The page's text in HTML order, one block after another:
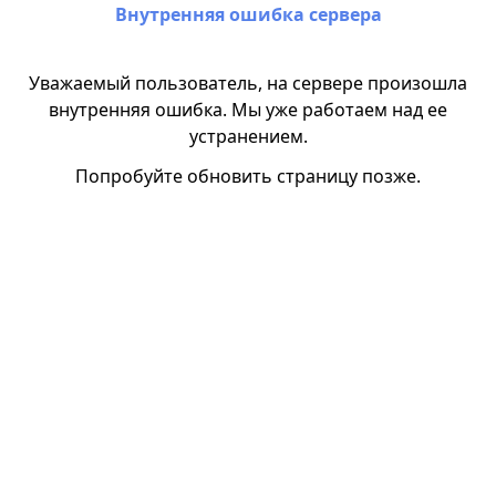
Внутренняя ошибка сервера
Уважаемый пользователь, на сервере произошла
внутренняя ошибка. Мы уже работаем над ее
устранением.
Попробуйте обновить страницу позже.